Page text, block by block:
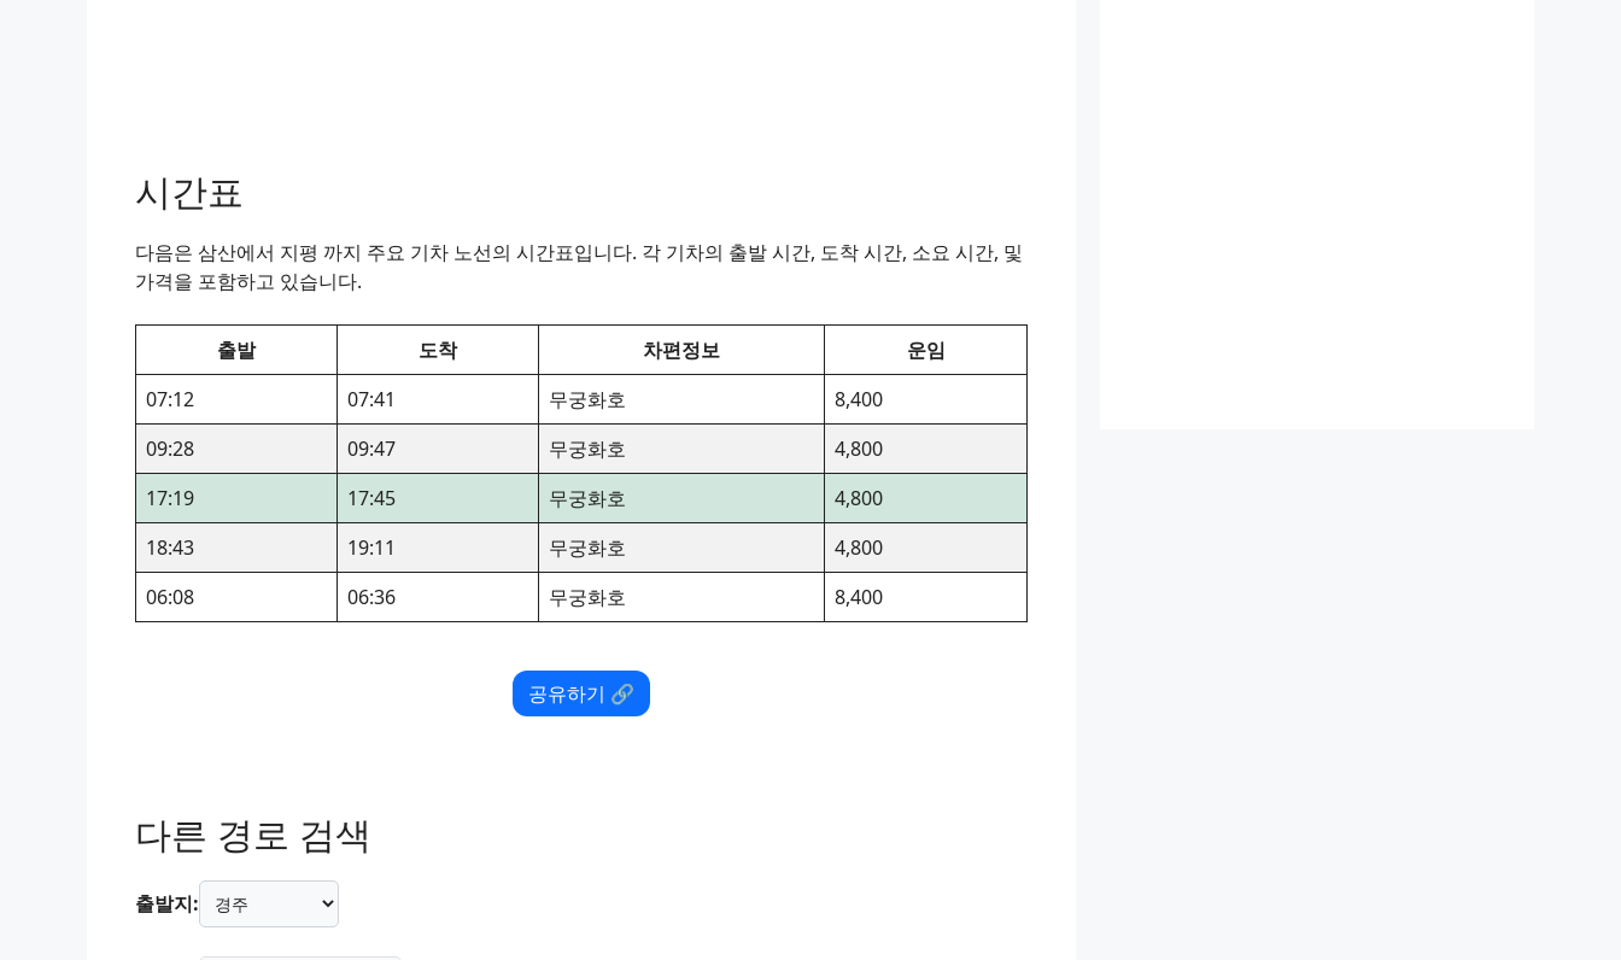
시간표
다음은 삼산에서 지평 까지 주요 기차 노선의 시간표입니다. 각 기차의 출발 시간, 도착 시간, 소요 시간, 및
가격을 포함하고 있습니다.
출발 도착 차편정보
운임
07:12
07:41 무궁화호
8,400
09:28
09:47 무궁화호
4,800
17:19
17:45 무궁화호
4,800
18:43
19:11 무궁화호
4,800
06:08
06:36 무궁화호 8,400
공유하기 🔗
다른 경로 검색
출발지: